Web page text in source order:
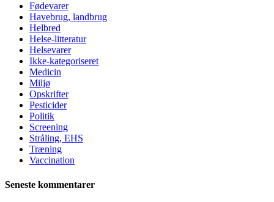
Fødevarer
Havebrug, landbrug
Helbred
Helse-litteratur
Helsevarer
Ikke-kategoriseret
Medicin
Miljø
Opskrifter
Pesticider
Politik
Screening
Stråling, EHS
Træning
Vaccination
Seneste kommentarer